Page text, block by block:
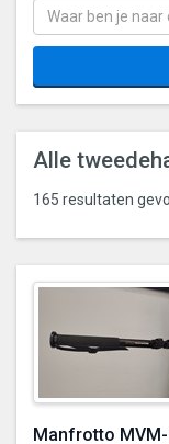
Alle
165 resultaten
Manfrotto